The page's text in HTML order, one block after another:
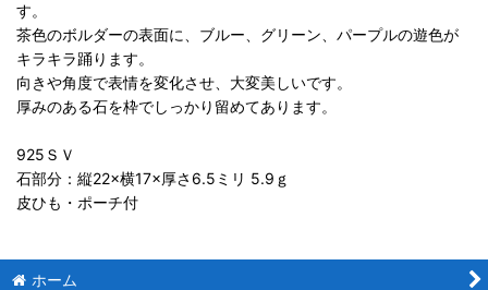
す。
茶色のボルダーの表面に、ブルー、グリーン、パープルの遊色が
キラキラ踊ります。
向きや角度で表情を変化させ、大変美しいです。
厚みのある石を枠でしっかり留めてあります。
925ＳＶ
石部分：縦22×横17×厚さ6.5ミリ 5.9ｇ
皮ひも・ポーチ付
ホーム